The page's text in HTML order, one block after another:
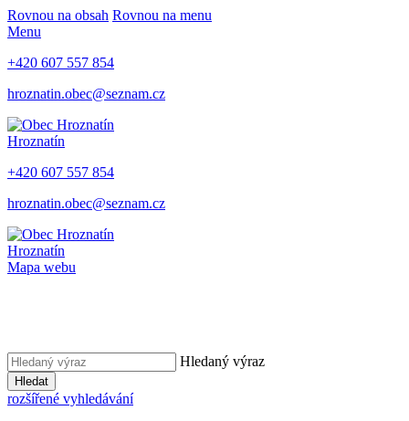
Rovnou na obsah Rovnou na menu
Menu
+420 607 557 854
hroznatin.obec@seznam.cz
Hroznatín
+420 607 557 854
hroznatin.obec@seznam.cz
Hroznatín
Mapa webu
Hledaný výraz
Hledat
rozšířené vyhledávání